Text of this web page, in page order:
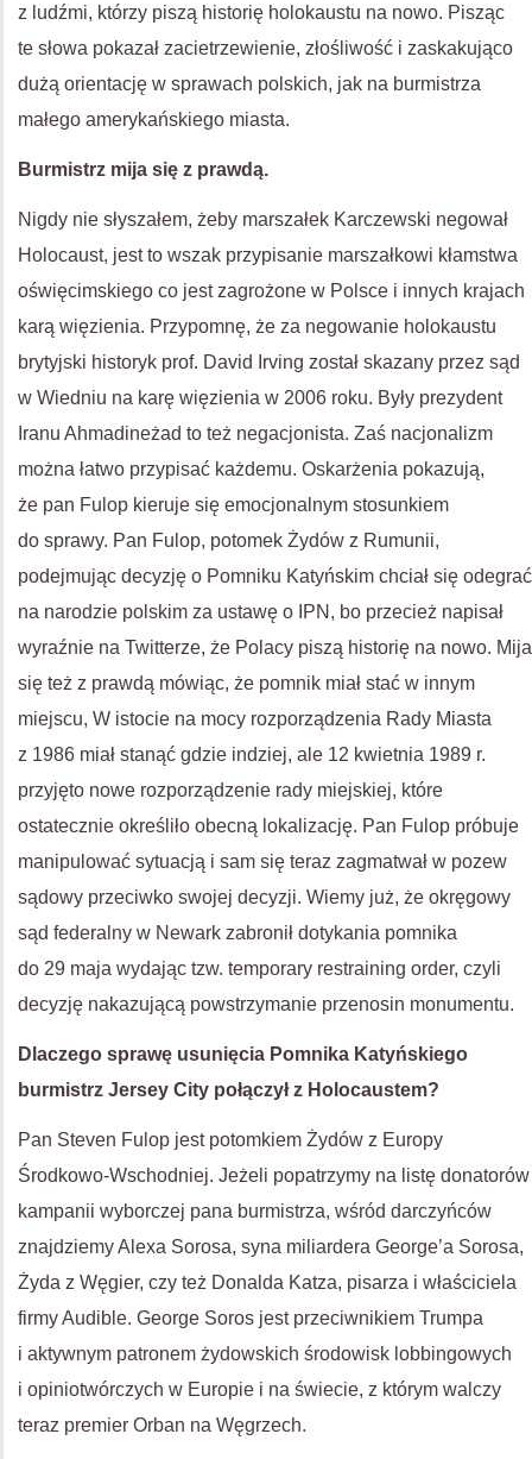
z ludźmi, którzy piszą historię holokaustu na nowo. Pisząc
te słowa pokazał zacietrzewienie, złośliwość i zaskakująco
dużą orientację w sprawach polskich, jak na burmistrza
małego amerykańskiego miasta.
Burmistrz mija się z prawdą.
Nigdy nie słyszałem, żeby marszałek Karczewski negował
Holocaust, jest to wszak przypisanie marszałkowi kłamstwa
oświęcimskiego co jest zagrożone w Polsce i innych krajach
karą więzienia. Przypomnę, że za negowanie holokaustu
brytyjski historyk prof. David Irving został skazany przez sąd
w Wiedniu na karę więzienia w 2006 roku. Były prezydent
Iranu Ahmadineżad to też negacjonista. Zaś nacjonalizm
można łatwo przypisać każdemu. Oskarżenia pokazują,
że pan Fulop kieruje się emocjonalnym stosunkiem
do sprawy. Pan Fulop, potomek Żydów z Rumunii,
podejmując decyzję o Pomniku Katyńskim chciał się odegrać
na narodzie polskim za ustawę o IPN , bo przecież napisał
wyraźnie na Twitterze, że Polacy piszą historię na nowo. Mija
się też z prawdą mówiąc, że pomnik miał stać w innym
miejscu, W istocie na mocy rozporządzenia Rady Miasta
z 1986 miał stanąć gdzie indziej, ale 12 kwietnia 1989 r.
przyjęto nowe rozporządzenie rady miejskiej, które
ostatecznie określiło obecną lokalizację. Pan Fulop próbuje
manipulować sytuacją i sam się teraz zagmatwał w pozew
sądowy przeciwko swojej decyzji. Wiemy już, że okręgowy
sąd federalny w Newark zabronił dotykania pomnika
do 29 maja wydając tzw. temporary restraining order, czyli
decyzję nakazującą powstrzymanie przenosin monumentu.
Dlaczego sprawę usunięcia Pomnika Katyńskiego
burmistrz Jersey City połączył z Holocaustem?
Pan Steven Fulop jest potomkiem Żydów z Europy
Środkowo-Wschodniej. Jeżeli popatrzymy na listę donatorów
kampanii wyborczej pana burmistrza, wśród darczyńców
znajdziemy Alexa Sorosa, syna miliardera George’a Sorosa,
Żyda z Węgier, czy też Donalda Katza, pisarza i właściciela
firmy Audible. George Soros jest przeciwnikiem Trumpa
i aktywnym patronem żydowskich środowisk lobbingowych
i opiniotwórczych w Europie i na świecie, z którym walczy
teraz premier Orban na Węgrzech.